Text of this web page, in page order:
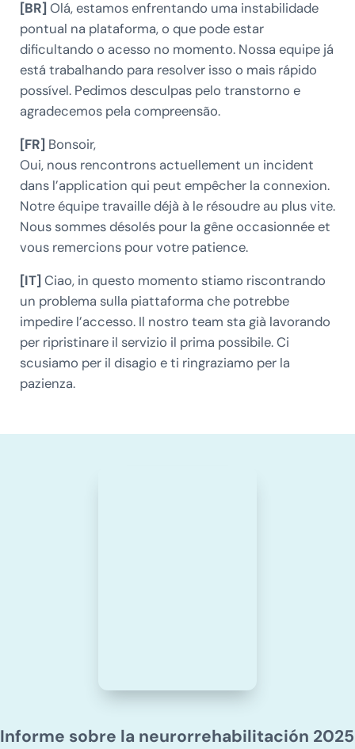
[BR] Olá, estamos enfrentando uma instabilidade
pontual na plataforma, o que pode estar
dificultando o acesso no momento. Nossa equipe já
está trabalhando para resolver isso o mais rápido
possível. Pedimos desculpas pelo transtorno e
agradecemos pela compreensão.
[FR] Bonsoir,
Oui, nous rencontrons actuellement un incident
dans l’application qui peut empêcher la connexion.
Notre équipe travaille déjà à le résoudre au plus vite.
Nous sommes désolés pour la gêne occasionnée et
vous remercions pour votre patience.
[IT] Ciao, in questo momento stiamo riscontrando
un problema sulla piattaforma che potrebbe
impedire l’accesso. Il nostro team sta già lavorando
per ripristinare il servizio il prima possibile. Ci
scusiamo per il disagio e ti ringraziamo per la
pazienza.
Informe sobre la neurorrehabilitación 2025